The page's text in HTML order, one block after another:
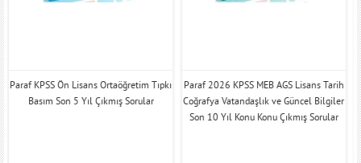
Paraf KPSS Ön Lisans Ortaöğretim Tıpkı
Basım Son 5 Yıl Çıkmış Sorular
Paraf 2026 KPSS MEB AGS Lisans Tarih
Coğrafya Vatandaşlık ve Güncel Bilgiler
Son 10 Yıl Konu Konu Çıkmış Sorular